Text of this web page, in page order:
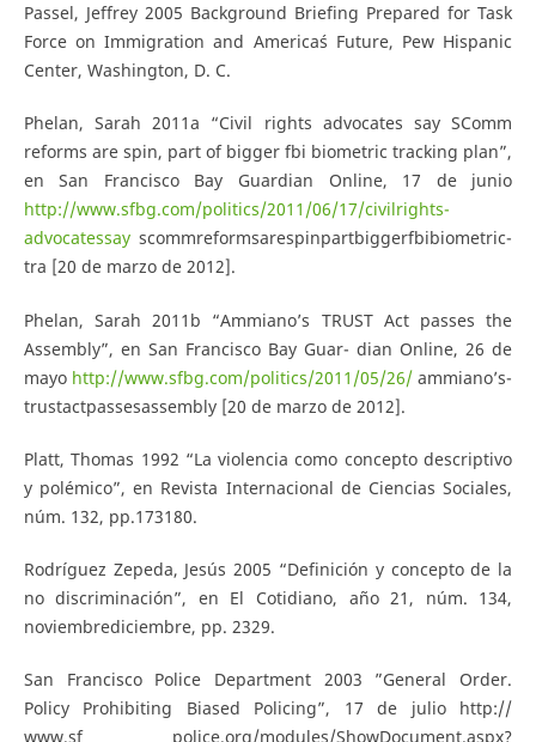
Passel, Jeffrey 2005 Background Briefing Prepared for Task
Force on Immigration and America´s Future, Pew Hispanic
Center, Washington, D. C.
Phelan, Sarah 2011a “Civil rights advocates say S­Comm
reforms are spin, part of bigger fbi biometric tracking plan”,
en San Francisco Bay Guardian Online, 17 de junio
http://www.sfbg.com/politics/2011/06/17/civil­rights­
advocates­say­s­comm­reforms­are­spin­part­bigger­fbi­biometric­
tra [20 de marzo de 2012].
Phelan, Sarah 2011b “Ammiano’s TRUST Act passes the
Assembly”, en San Francisco Bay Guar- dian Online, 26 de
mayo http://www.sfbg.com/politics/2011/05/26/ ammiano’s­
trust­act­passes­assembly [20 de marzo de 2012].
Platt, Thomas 1992 “La violencia como concepto descriptivo
y polémico”, en Revista Internacional de Ciencias Sociales,
núm. 132, pp.173­180.
Rodríguez Zepeda, Jesús 2005 “Definición y concepto de la
no discriminación”, en El Cotidiano, año 21, núm. 134,
noviembre­diciembre, pp. 23­29.
San Francisco Police Department 2003 ”General Order.
Policy Prohibiting Biased Policing”, 17 de julio http://
www.sf police.org/modules/ShowDocument.aspx?